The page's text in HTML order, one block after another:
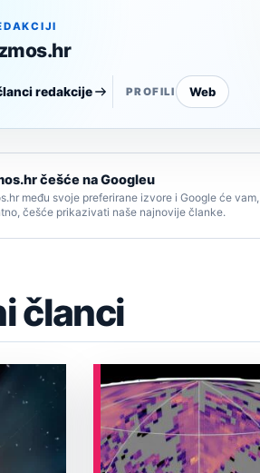
redakcije PROFILI Web
češće na Googleu
među svoje preferirane izvore i Google će vam,
češće prikazivati naše najnovije članke.
članci